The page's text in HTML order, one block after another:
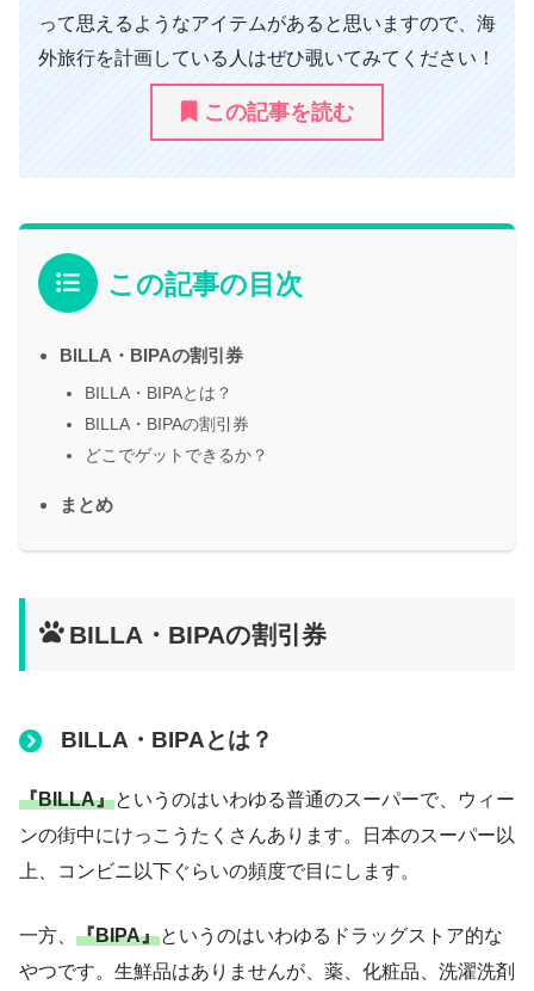
って思えるようなアイテムがあると思いますので、海
外旅行を計画している人はぜひ覗いてみてください！
この記事を読む
この記事の目次
BILLA・BIPAの割引券
BILLA・BIPAとは？
BILLA・BIPAの割引券
どこでゲットできるか？
まとめ
BILLA・BIPAの割引券
BILLA・BIPAとは？
『BILLA』というのはいわゆる普通のスーパーで、ウィー
ンの街中にけっこうたくさんあります。日本のスーパー以
上、コンビニ以下ぐらいの頻度で目にします。
一方、 『BIPA』というのはいわゆるドラッグストア的な
やつです。生鮮品はありませんが、薬、化粧品、洗濯洗剤